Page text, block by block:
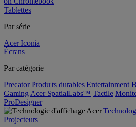
Tablettes
Par série
Acer Iconia
Écrans
Par catégorie
Predator Produits durables Entertainment
Gaming Acer SpatialLabs™ Tactile
ProDesigner
Projecteurs